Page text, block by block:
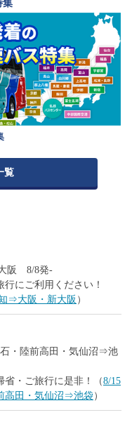
集
覧
阪 8/8発-
にご利用ください！
⇒大阪・新大阪 ）
・陸前高田・気仙沼⇒池
省・ご旅行に是非！（8/15
田・気仙沼⇒池袋）